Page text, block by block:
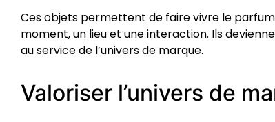
Ces objets permettent de faire vivre le
moment, un lieu et une interaction. Ils
au service de l’univers de marque.
Valoriser l’univers de